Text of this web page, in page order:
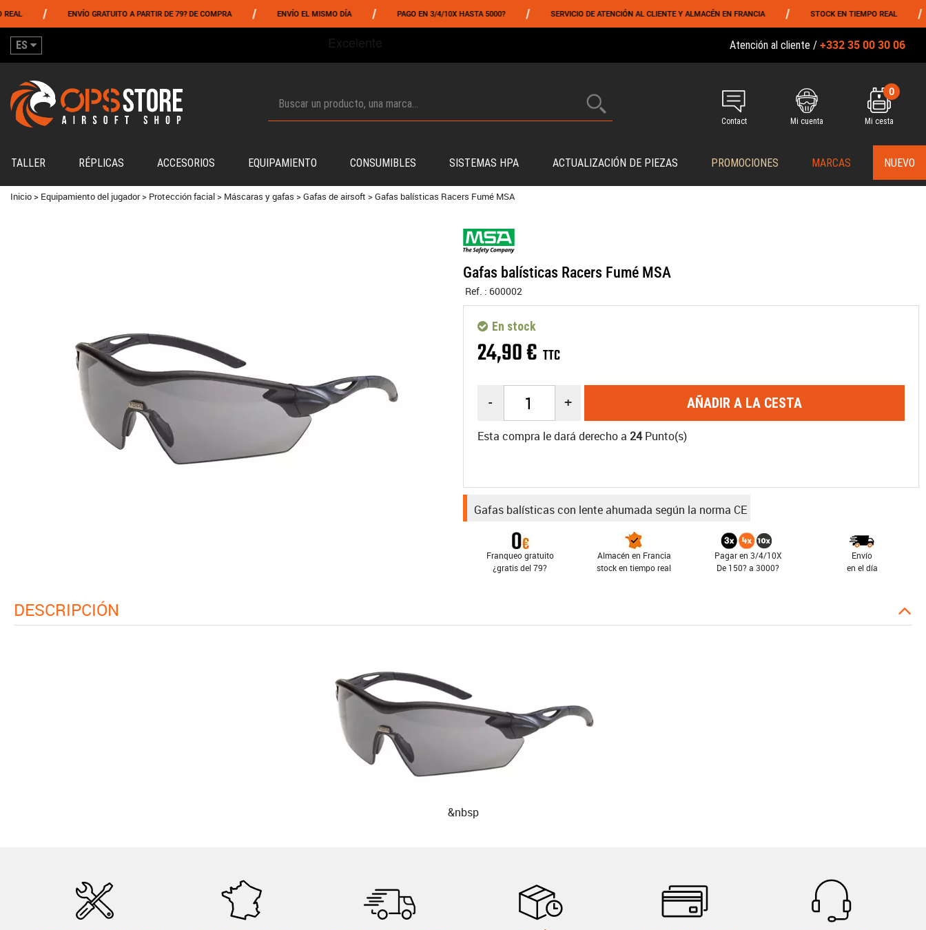
/ ENVÍO GRATUITO A PARTIR DE 79? DE COMPRA / ENVÍO EL MISMO DÍA / PAGO EN 3/4/10X HASTA 5000? / SERVICIO DE ATENCIÓN AL CLIENTE Y ALMACÉN EN FRANCIA / STOCK EN TIEMPO REAL /
ES Atención al cliente / +332 35 00 30 06
Contact Mi cuenta
0
Mi cesta
TALLER RÉPLICAS ACCESORIOS EQUIPAMIENTO CONSUMIBLES SISTEMAS HPA ACTUALIZACIÓN DE PIEZAS PROMOCIONES MARCAS NUEVO
Inicio> Equipamiento del jugador> Protección facial> Máscaras y gafas >Gafas de airsoft >Gafas balísticas Racers Fumé MSA
Gafas balísticas Racers Fumé MSA
Ref. : 600002
24,90€ TTC
En stock
- + AÑADIR A LA CESTA
Esta compra le dará derecho a 24Punto(s)
Gafas balísticas con lente ahumada según la norma CE
Franqueo gratuito
¿gratis del 79?
Almacén en Francia
stock en tiempo real
Pagar en 3/4/10X
De 150? a 3000?
Envío
en el día
DESCRIPCIÓN
&nbsp